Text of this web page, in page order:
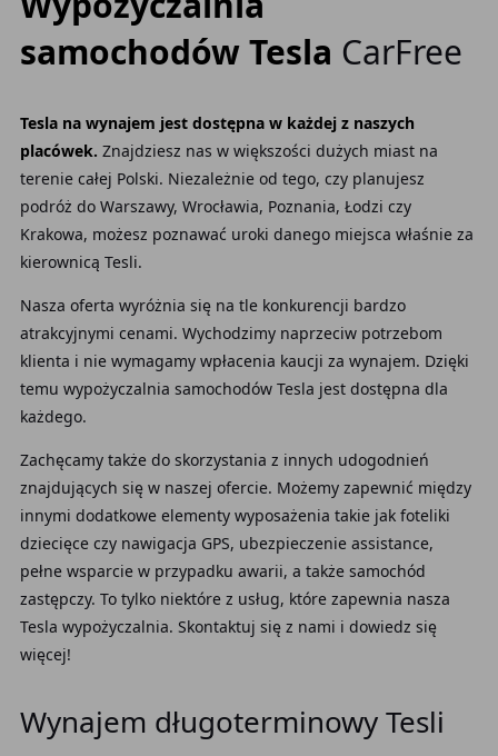
samochodów Tesla CarFree
Tesla na wynajem jest dostępna w każdej z naszych
placówek. Znajdziesz nas w większości dużych miast na
terenie całej Polski. Niezależnie od tego, czy planujesz
podróż do Warszawy, Wrocławia, Poznania, Łodzi czy
Krakowa, możesz poznawać uroki danego miejsca właśnie za
kierownicą Tesli.
Nasza oferta wyróżnia się na tle konkurencji bardzo
atrakcyjnymi cenami. Wychodzimy naprzeciw potrzebom
klienta i nie wymagamy wpłacenia kaucji za wynajem. Dzięki
temu wypożyczalnia samochodów Tesla jest dostępna dla
każdego.
Zachęcamy także do skorzystania z innych udogodnień
znajdujących się w naszej ofercie. Możemy zapewnić między
innymi dodatkowe elementy wyposażenia takie jak foteliki
dziecięce czy nawigacja GPS, ubezpieczenie assistance,
pełne wsparcie w przypadku awarii, a także samochód
zastępczy. To tylko niektóre z usług, które zapewnia nasza
Tesla wypożyczalnia. Skontaktuj się z nami i dowiedz się
więcej!
Wynajem długoterminowy Tesli